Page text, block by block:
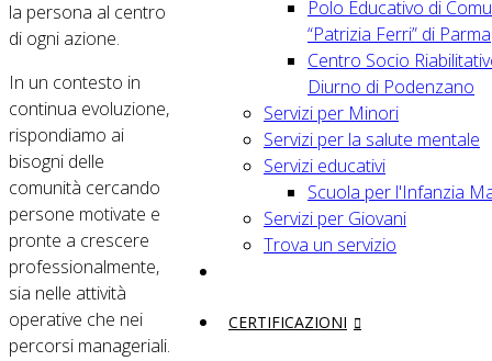
Polo Educativo di
“Patrizia Ferri” di Parma
Centro Socio
Diurno di Podenzano
Servizi per Minori
Servizi per la salute mentale
Servizi educativi
Scuola per l'Infanzia
Servizi per Giovani
Trova un servizio
CERTIFICAZIONI
la persona al centro
di ogni azione.
In un contesto in
continua evoluzione,
rispondiamo ai
bisogni delle
comunità cercando
persone motivate e
pronte a crescere
professionalmente,
sia nelle attività
operative che nei
percorsi manageriali.